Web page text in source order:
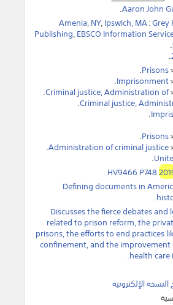
Aaron John
.
Amenia, NY,Ipswich, MA:Grey
Publishing,EBSCO Information
.
.
Prisons
.
Imprisonment
.
Criminal justice, Administration of
.
Criminal justice,
.
.
Prisons
.
Administration of criminal justice
.
.
HV9466 P748
Defining documents in
Discusses the fierce debates and
related to prison reform, the
prisons, the efforts to end practices
confinement, and the
health care
اﻹلكترونية